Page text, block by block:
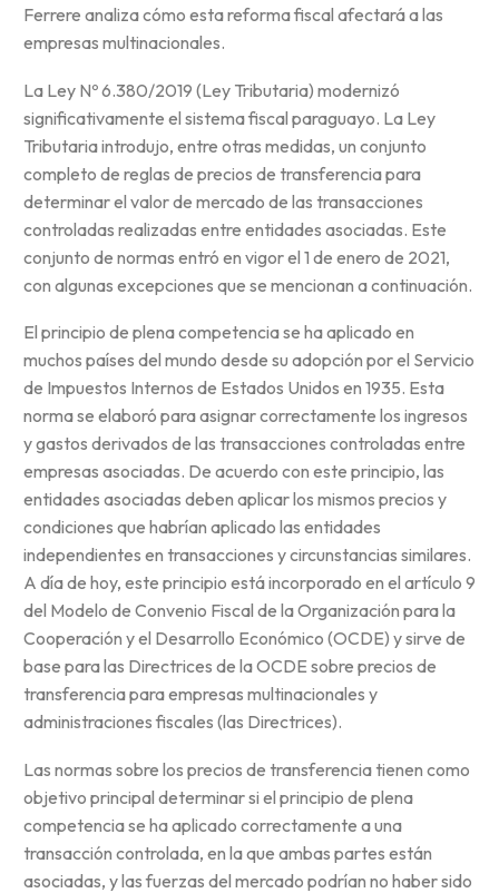
Ferrere analiza cómo esta reforma fiscal afectará a las
empresas multinacionales.
La Ley Nº 6.380/2019 (Ley Tributaria) modernizó
significativamente el sistema fiscal paraguayo. La Ley
Tributaria introdujo, entre otras medidas, un conjunto
completo de reglas de precios de transferencia para
determinar el valor de mercado de las transacciones
controladas realizadas entre entidades asociadas. Este
conjunto de normas entró en vigor el 1 de enero de 2021,
con algunas excepciones que se mencionan a continuación.
El principio de plena competencia se ha aplicado en
muchos países del mundo desde su adopción por el Servicio
de Impuestos Internos de Estados Unidos en 1935. Esta
norma se elaboró para asignar correctamente los ingresos
y gastos derivados de las transacciones controladas entre
empresas asociadas. De acuerdo con este principio, las
entidades asociadas deben aplicar los mismos precios y
condiciones que habrían aplicado las entidades
independientes en transacciones y circunstancias similares.
A día de hoy, este principio está incorporado en el artículo 9
del Modelo de Convenio Fiscal de la Organización para la
Cooperación y el Desarrollo Económico (OCDE) y sirve de
base para las Directrices de la OCDE sobre precios de
transferencia para empresas multinacionales y
administraciones fiscales (las Directrices).
Las normas sobre los precios de transferencia tienen como
objetivo principal determinar si el principio de plena
competencia se ha aplicado correctamente a una
transacción controlada, en la que ambas partes están
asociadas, y las fuerzas del mercado podrían no haber sido